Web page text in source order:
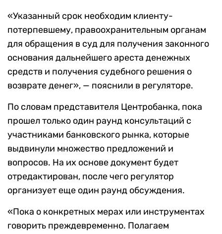
«Указанный срок необходим клиенту-
потерпевшему, правоохранительным органам
для обращения в суд для получения законного
основания дальнейшего ареста денежных
средств и получения судебного решения о
возврате денег», — пояснили в регуляторе.
По словам представителя Центробанка, пока
прошел только один раунд консультаций с
участниками банковского рынка, которые
выдвинули множество предложений и
вопросов. На их основе документ будет
отредактирован, после чего регулятор
организует еще один раунд обсуждения.
«Пока о конкретных мерах или инструментах
говорить преждевременно. Полагаем